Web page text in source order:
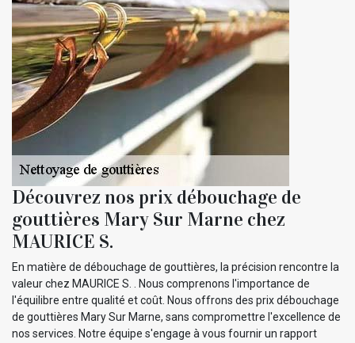
Découvrez nos prix débouchage de
gouttières Mary Sur Marne chez
MAURICE S.
En matière de débouchage de gouttières, la précision rencontre la
valeur chez MAURICE S. . Nous comprenons l'importance de
l'équilibre entre qualité et coût. Nous offrons des prix débouchage
de gouttières Mary Sur Marne, sans compromettre l'excellence de
nos services. Notre équipe s'engage à vous fournir un rapport